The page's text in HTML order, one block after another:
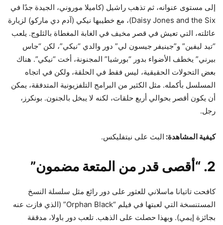
إلى مستوى عنوانه، ثم تذهب راشيل (كاميلا موروني، الجيدة جدًا في
Daisy Jones and the Six)، مع خطيبها نيكي (آدم دي ماركو) لزيارة
عائلته، التي تعيش في قصر مخيف في الغابة المغطاة بالثلوج. يلعب
“تيد ليفين” و”جينيفر جيسون لي” دور والدي “نيكي”، لكن “جاس
بيرني” يخطف الأضواء بدور “بورشيا” المجنونة، أخت “نيكي”. هناك
بعض التحولات الحقيقية، ليس فقط في الحلقة، ولكن في اتجاه
المسلسل بأكمله. مثل الكثير من البرامج التلفزيونية المتدفقة، يمكن
أن يكون أقصر بحوالي أربع حلقات، لكنه لا يبخل بالجنون. بونكرز،
رجل.
كيفية المشاهدة: البث على نيتفليكس.
2. “أقصى قدر من المتعة مضمون”
كافحت تاتيانا ماسلاني للعثور على دور رائع مثل سلسلة النسخ
المستنسخة التي لعبتها في فيلم “Orphan Black” (الذي فازت عنه
بجائزة إيمي). وبهذا حصلت على الذهب. تلعب دور باولا، مدققة